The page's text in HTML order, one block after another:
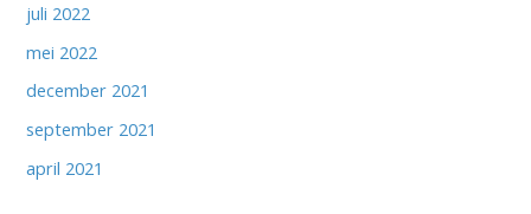
juli 2022
mei 2022
december 2021
september 2021
april 2021